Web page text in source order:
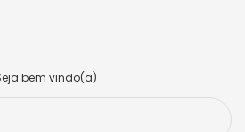
bem vindo(a)